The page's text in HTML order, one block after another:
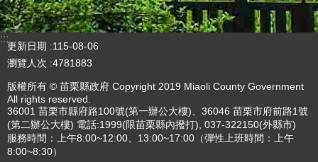
:::
更新日期
115-08-06
瀏覽人次 4781883
版權所有 © 苗栗縣政府 Copyright 2019 Miaoli County Government
All rights reserved.
36001 苗栗市縣府路100號(第一辦公大樓)、36046 苗栗市府前路1號
(第二辦公大樓) 電話:1999(限苗栗縣內撥打), 037-322150(外縣市)
服務時間：上午8:00~12:00、13:00~17:00（彈性上班時間：上午
8:00~8:30）